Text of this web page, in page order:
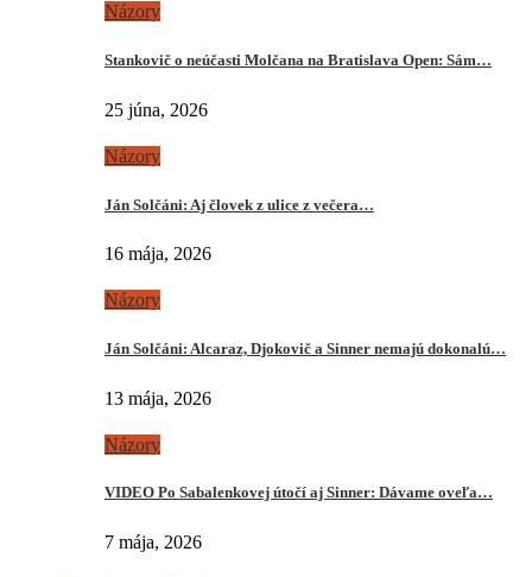
Názory
Stankovič o neúčasti Molčana na Bratislava Open: Sám…
25 júna, 2026
Názory
Ján Solčáni: Aj človek z ulice z večera…
16 mája, 2026
Názory
Ján Solčáni: Alcaraz, Djokovič a Sinner nemajú dokonalú…
13 mája, 2026
Názory
VIDEO Po Sabalenkovej útočí aj Sinner: Dávame oveľa…
7 mája, 2026